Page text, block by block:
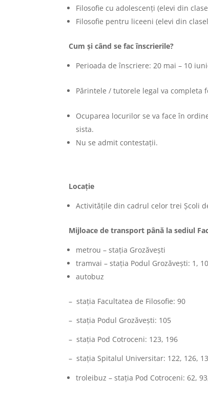
Filosofie cu adolescenți (elevi din
Filosofie pentru liceeni (elevi din
Cum și când se fac înscrierile?
Perioada de înscriere: 20 mai – 10
Părintele / tutorele legal va completa
Ocuparea locurilor se va face în
sista.
Nu se admit contestații.
Locație
Activităţile din cadrul celor trei Şcoli
Mijloace de transport până la sediul
metrou – staţia Grozăveşti
tramvai – staţia Podul Grozăveşti: 1,
autobuz
– staţia Facultatea de Filosofie: 90
– staţia Podul Grozăvești: 105
– staţia Pod Cotroceni: 123, 196
– staţia Spitalul Universitar: 122, 126,
troleibuz – staţia Pod Cotroceni: 62,